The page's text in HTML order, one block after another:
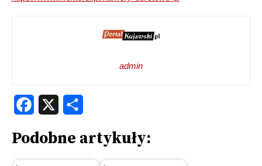
admin
Facebook
Podobne artykuły: